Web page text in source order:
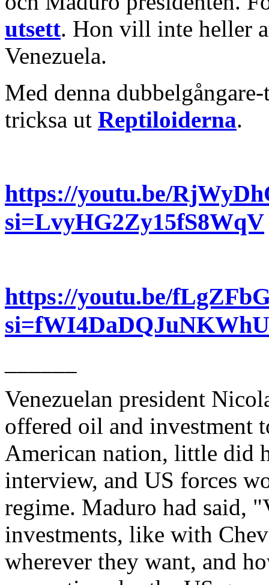
utsett. Hon vill inte heller
Venezuela.
Med denna
tricksa ut Reptiloiderna.
https://youtu.be/
si=LvyHG2Zy15fS8WqV
https://youtu.be/
Venezuelan president
offered oil and investment
American nation, little did
interview, and US forces
regime. Maduro had said,
investments, like with
wherever they want, and